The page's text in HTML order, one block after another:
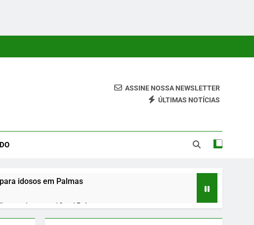
Para O Leitor.
ASSINE NOSSA NEWSLETTER
ÚLTIMAS NOTÍCIAS
idosos em Palmas
entre 10 e 15 de agosto